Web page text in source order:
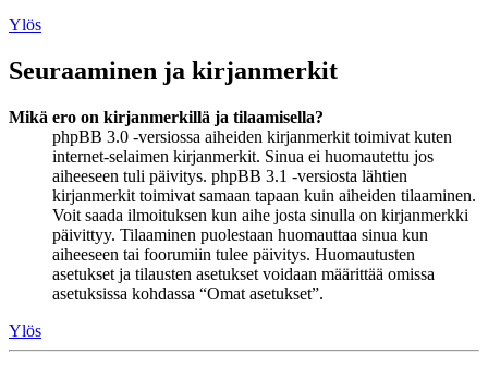
Ylös
Seuraaminen ja kirjanmerkit
Mikä ero on kirjanmerkillä ja tilaamisella?
phpBB 3.0 -versiossa aiheiden kirjanmerkit toimivat kuten
internet-selaimen kirjanmerkit. Sinua ei huomautettu jos
aiheeseen tuli päivitys. phpBB 3.1 -versiosta lähtien
kirjanmerkit toimivat samaan tapaan kuin aiheiden tilaaminen.
Voit saada ilmoituksen kun aihe josta sinulla on kirjanmerkki
päivittyy. Tilaaminen puolestaan huomauttaa sinua kun
aiheeseen tai foorumiin tulee päivitys. Huomautusten
asetukset ja tilausten asetukset voidaan määrittää omissa
asetuksissa kohdassa “Omat asetukset”.
Ylös